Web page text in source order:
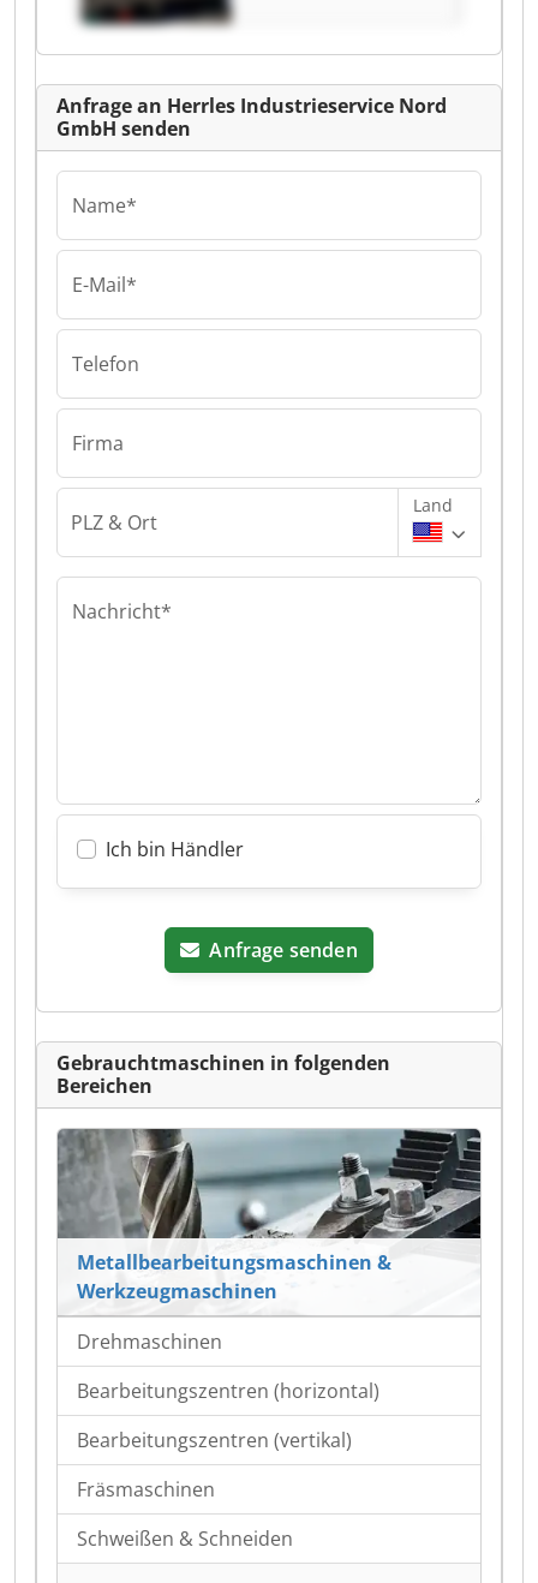
Anfrage an Herrles Industrieservice Nord
GmbH senden
Name*
E-Mail*
Telefon
Firma
PLZ & Ort
Land
Nachricht*
Ich bin Händler
Anfrage senden
Gebrauchtmaschinen in folgenden
Bereichen
Metallbearbeitungsmaschinen &
Werkzeugmaschinen
Drehmaschinen
Bearbeitungszentren (horizontal)
Bearbeitungszentren (vertikal)
Fräsmaschinen
Schweißen & Schneiden